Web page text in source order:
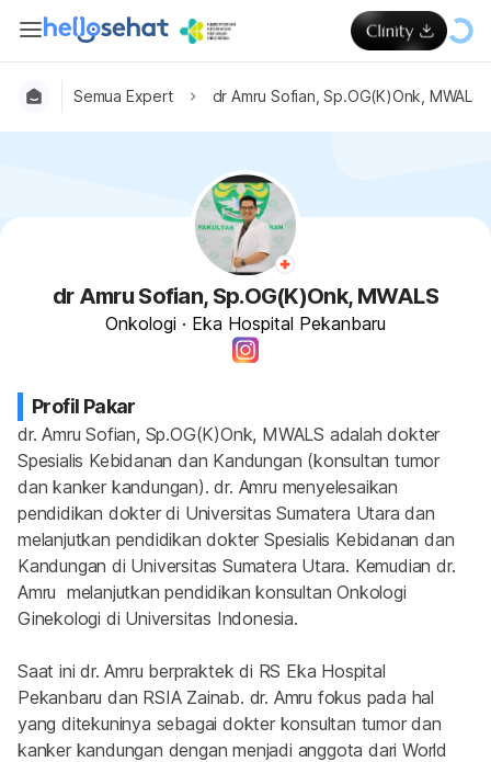
Semua Expert dr Amru Sofian, Sp.OG(K)Onk, MWALS
dr Amru Sofian, Sp.OG(K)Onk, MWALS
Onkologi · Eka Hospital Pekanbaru
Profil Pakar
dr. Amru Sofian, Sp.OG(K)Onk, MWALS adalah dokter
Spesialis Kebidanan dan Kandungan (konsultan tumor
dan kanker kandungan). dr. Amru menyelesaikan
pendidikan dokter di Universitas Sumatera Utara dan
melanjutkan pendidikan dokter Spesialis Kebidanan dan
Kandungan di Universitas Sumatera Utara. Kemudian dr.
Amru  melanjutkan pendidikan konsultan Onkologi
Ginekologi di Universitas Indonesia.
Saat ini dr. Amru berpraktek di RS Eka Hospital
Pekanbaru dan RSIA Zainab. dr. Amru fokus pada hal
yang ditekuninya sebagai dokter konsultan tumor dan
kanker kandungan dengan menjadi anggota dari World